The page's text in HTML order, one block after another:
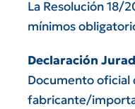
La Resolución 18/
mínimos
Declaración
Documento oficial
fabricante/